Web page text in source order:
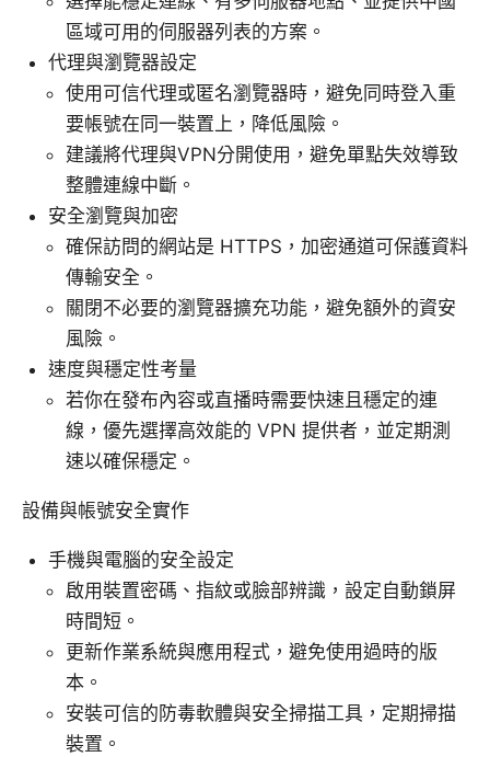
區域可用的伺服器列表的方案。
代理與瀏覽器設定
使用可信代理或匿名瀏覽器時，避免同時登入重
要帳號在同一裝置上，降低風險。
建議將代理與VPN分開使用，避免單點失效導致
整體連線中斷。
安全瀏覽與加密
確保訪問的網站是 HTTPS，加密通道可保護資料
傳輸安全。
關閉不必要的瀏覽器擴充功能，避免額外的資安
風險。
速度與穩定性考量
若你在發布內容或直播時需要快速且穩定的連
線，優先選擇高效能的 VPN 提供者，並定期測
速以確保穩定。
設備與帳號安全實作
手機與電腦的安全設定
啟用裝置密碼、指紋或臉部辨識，設定自動鎖屏
時間短。
更新作業系統與應用程式，避免使用過時的版
本。
安裝可信的防毒軟體與安全掃描工具，定期掃描
裝置。